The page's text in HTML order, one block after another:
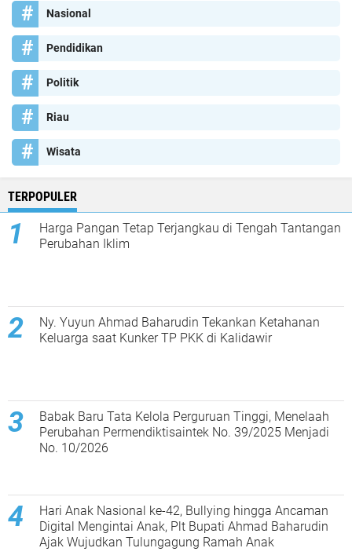
Nasional
Pendidikan
Politik
Riau
Wisata
TERPOPULER
Harga Pangan Tetap Terjangkau di Tengah Tantangan
Perubahan Iklim
Ny. Yuyun Ahmad Baharudin Tekankan Ketahanan
Keluarga saat Kunker TP PKK di Kalidawir
Babak Baru Tata Kelola Perguruan Tinggi, Menelaah
Perubahan Permendiktisaintek No. 39/2025 Menjadi
No. 10/2026
Hari Anak Nasional ke-42, Bullying hingga Ancaman
Digital Mengintai Anak, Plt Bupati Ahmad Baharudin
Ajak Wujudkan Tulungagung Ramah Anak